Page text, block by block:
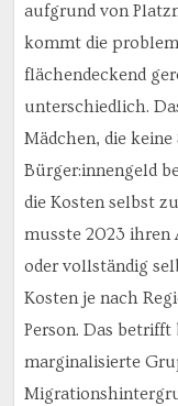
aufgrund von
kommt die
flächendeckend
unterschiedlich.
Mädchen, die
Bürger:innengeld
die Kosten selbst
musste 2023 ihren
oder vollständig
Kosten je nach
Person. Das
marginalisierte